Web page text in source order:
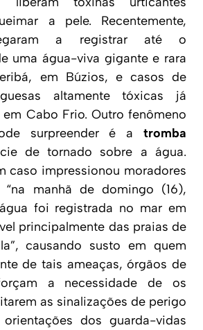
a pele. Recentemente,
a registrar até o
uma água-viva gigante e rara
em Búzios, e casos de
altamente tóxicas já
Cabo Frio. Outro fenômeno
surpreender é a tromba
de tornado sobre a água.
caso impressionou moradores
“na manhã de domingo (16),
foi registrada no mar em
principalmente das praias de
, causando susto em quem
de tais ameaças, órgãos de
a necessidade de os
as sinalizações de perigo
dos guarda-vidas